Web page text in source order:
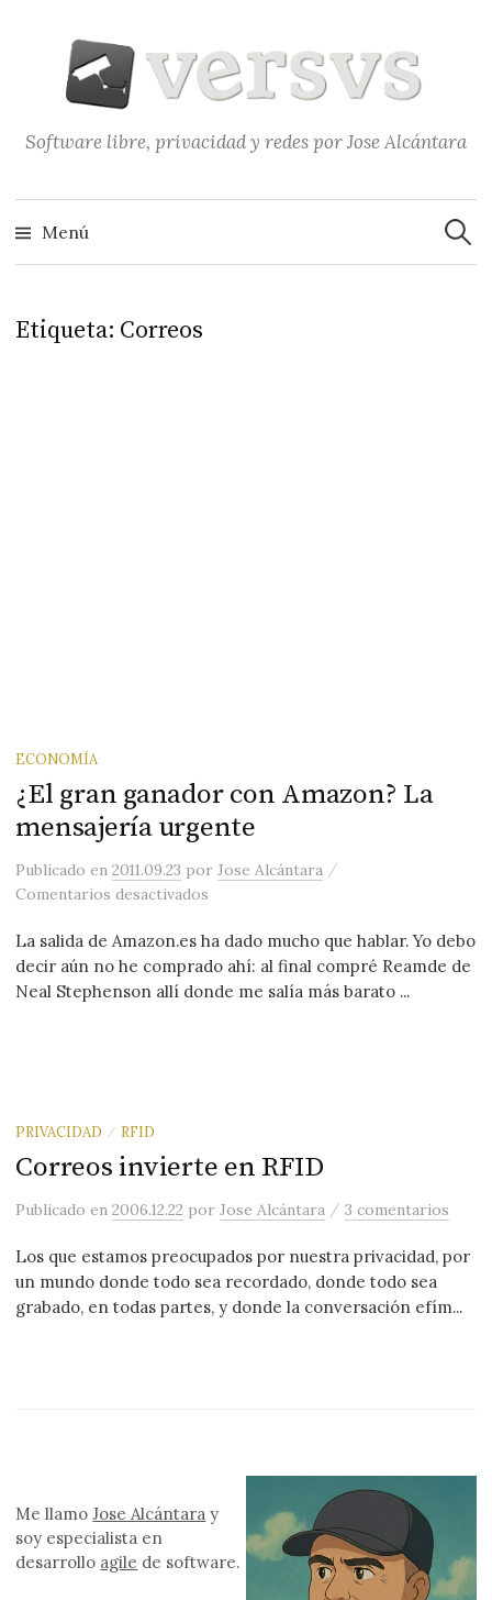
contenido
Software libre, privacidad y redes por Jose Alcántara
Menú
Etiqueta: Correos
ECONOMÍA
¿El gran ganador con Amazon? La
mensajería urgente
Publicadoen2011.09.23 porJose Alcántara /
Comentarios desactivados
La salida de Amazon.es ha dado mucho que hablar. Yo debo
decir aún no he comprado ahí: al final compré Reamde de
Neal Stephenson allí donde me salía más barato ...
PRIVACIDAD / RFID
Correos invierte en RFID
Publicadoen2006.12.22 porJose Alcántara /3 comentarios
Los que estamos preocupados por nuestra privacidad, por
un mundo donde todo sea recordado, donde todo sea
grabado, en todas partes, y donde la conversación efím...
Me llamoJose Alcántara y
soy especialista en
desarrollo agile de software.